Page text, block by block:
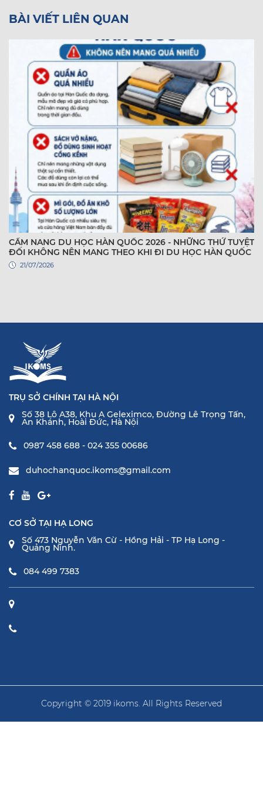
BÀI VIẾT LIÊN QUAN
CẨM NANG DU HỌC HÀN QUỐC 2026 - NHỮNG THỨ TUYỆT
ĐỐI KHÔNG NÊN MANG THEO KHI ĐI DU HỌC HÀN QUỐC
21/07/2026
TRỤ SỞ CHÍNH TẠI HÀ NỘI
Số 38 Lô A38, Khu A Geleximco, Đường Lê Trọng Tấn,
An Khánh, Hoài Đức, Hà Nội
0987 458 688 - 024 355 00686
duhochanquoc.ikoms@gmail.com
CƠ SỞ TẠI HẠ LONG
Số 473 Nguyễn Văn Cừ - Hồng Hải - TP Hạ Long -
Quảng Ninh.
084 499 7383
Copyright © 2019 ikoms. All Rights Reserved